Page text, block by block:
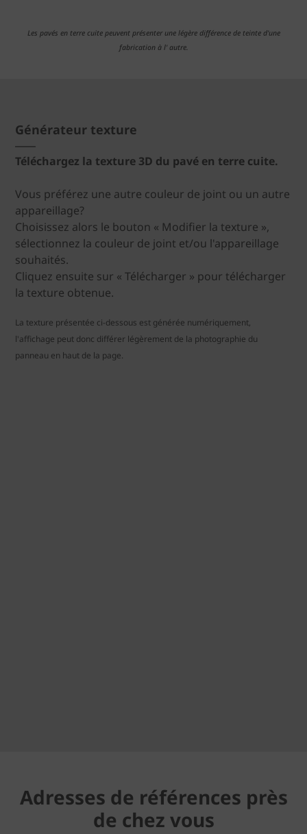
Les pavés en terre cuite peuvent présenter une légère différence de teinte d'une
fabrication à l' autre.
Générateur texture
Téléchargez la texture 3D du pavé en terre cuite.
Vous préférez une autre couleur de joint ou un autre
appareillage?
Choisissez alors le bouton « Modifier la texture »,
sélectionnez la couleur de joint et/ou l'appareillage
souhaités.
Cliquez ensuite sur « Télécharger » pour télécharger
la texture obtenue.
La texture présentée ci-dessous est générée numériquement,
l'affichage peut donc différer légèrement de la photographie du
panneau en haut de la page.
Adresses de références près
de chez vous